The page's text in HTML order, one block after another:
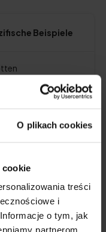
O plikach cookies
treści
i
o tym, jak
partnerom
Beispiele
Sorten)